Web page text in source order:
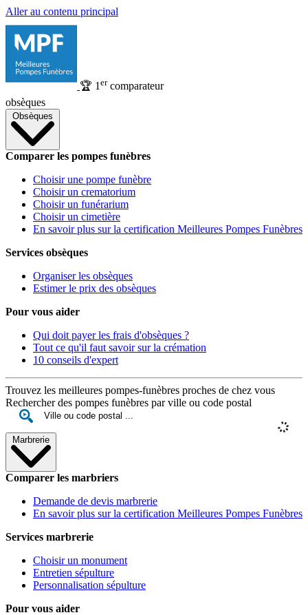
Aller au contenu principal
🏆 1 ercomparateur
obsèques
Obsèques
Comparer les pompes funèbres
Choisir une pompe funèbre
Choisir un crematorium
Choisir un funérarium
Choisir un cimetière
En savoir plus sur la certification Meilleures Pompes Funèbres
Services obsèques
Organiser les obsèques
Estimer le prix des obsèques
Pour vous aider
Qui doit payer les frais d'obsèques ?
Tout ce qu'il faut savoir sur la crémation
10 conseils d'expert
Trouvez les meilleures pompes-funèbres proches de chez vous
Rechercher des pompes funèbres par ville ou code postal
Marbrerie
Comparer les marbriers
Demande de devis marbrerie
En savoir plus sur la certification Meilleures Pompes Funèbres
Services marbrerie
Choisir un monument
Entretien sépulture
Personnalisation sépulture
Pour vous aider